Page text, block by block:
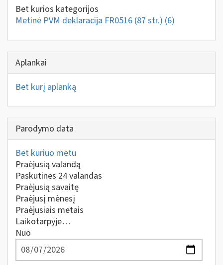
Bet kurios kategorijos
Metinė PVM deklaracija FR0516 (87 str.) (6)
Aplankai
Bet kurį aplanką
Parodymo data
Bet kuriuo metu
Praėjusią valandą
Paskutines 24 valandas
Praėjusią savaitę
Praėjusį mėnesį
Praėjusiais metais
Laikotarpyje…
Nuo